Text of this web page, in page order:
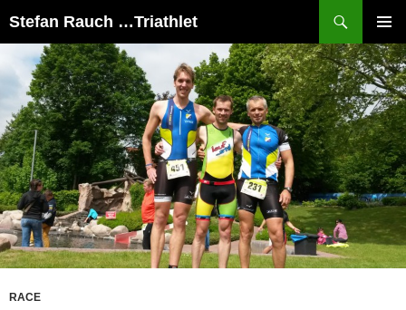
Stefan Rauch …Triathlet
MENÜ
INHALT
SPRINGEN
RACE